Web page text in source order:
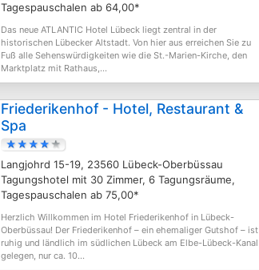
Tagespauschalen ab 64,00*
Das neue ATLANTIC Hotel Lübeck liegt zentral in der
historischen Lübecker Altstadt. Von hier aus erreichen Sie zu
Fuß alle Sehenswürdigkeiten wie die St.-Marien-Kirche, den
Marktplatz mit Rathaus,...
Friederikenhof - Hotel, Restaurant &
Spa
Langjohrd 15-19, 23560 Lübeck-Oberbüssau
Tagungshotel mit 30 Zimmer, 6 Tagungsräume,
Tagespauschalen ab 75,00*
Herzlich Willkommen im Hotel Friederikenhof in Lübeck-
Oberbüssau! Der Friederikenhof – ein ehemaliger Gutshof – ist
ruhig und ländlich im südlichen Lübeck am Elbe-Lübeck-Kanal
gelegen, nur ca. 10...